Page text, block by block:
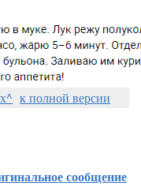
к полной версии
сообщение